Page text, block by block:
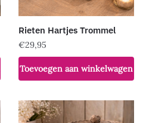
Rieten Hartjes Trommel
€29,95
Toevoegen aan winkelwagen